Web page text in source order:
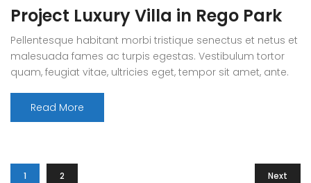
Project Luxury Villa in Rego Park
Pellentesque habitant morbi tristique senectus et netus et
malesuada fames ac turpis egestas. Vestibulum tortor
quam, feugiat vitae, ultricies eget, tempor sit amet, ante.
ultricies mi vitae est. Mauris placerat eleifend leo. Quisque
sit amet est et sapien ullamcorper pharetra. Vestibulum
Read More
1 2 Next